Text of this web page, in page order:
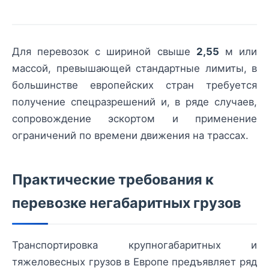
Для перевозок с шириной свыше 2,55 м или
массой, превышающей стандартные лимиты, в
большинстве европейских стран требуется
получение спецразрешений и, в ряде случаев,
сопровождение эскортом и применение
ограничений по времени движения на трассах.
Практические требования к
перевозке негабаритных грузов
Транспортировка крупногабаритных и
тяжеловесных грузов в Европе предъявляет ряд